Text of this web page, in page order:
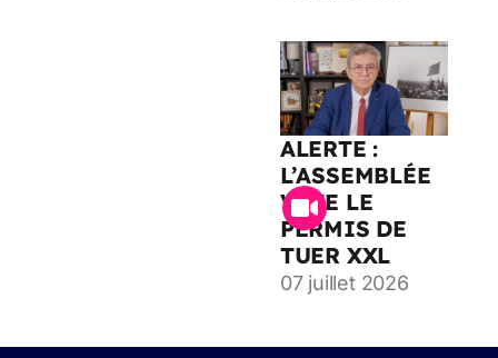
ALERTE :
L’ASSEMBLÉE
VOTE LE
PERMIS DE
TUER XXL
07 juillet 2026